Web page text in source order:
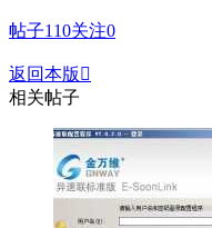
帖子110关注0
返回本版 
相关帖子